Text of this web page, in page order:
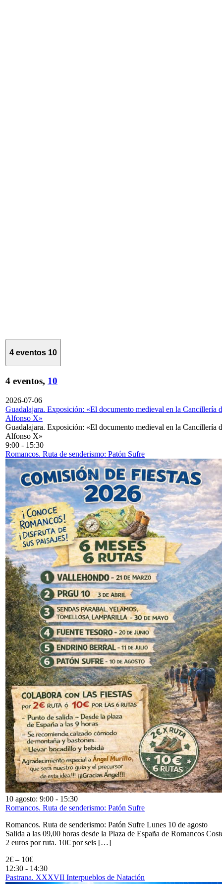
4 eventos 10
4 eventos, 10
2026-07-06
Guadalajara. Exposición: «El documento medieval en la Cancillería
Alfonso X»
Guadalajara. Exposición: «El documento medieval en la Cancillería
Alfonso X»
9:00 - 15:30
Romancos. Ruta de senderismo: Patón Sufre
10 agosto: 9:00 - 15:30
Romancos. Ruta de senderismo: Patón Sufre
Romancos. Ruta de senderismo: Patón Sufre Lunes 10 de agosto
Salida a las 09,00 horas desde la Plaza de España de Romancos
2 euros por ruta. 10€ por seis […]
2€ – 10€
12:30 - 14:30
Pastrana. XXXVII Interpueblos de Natación